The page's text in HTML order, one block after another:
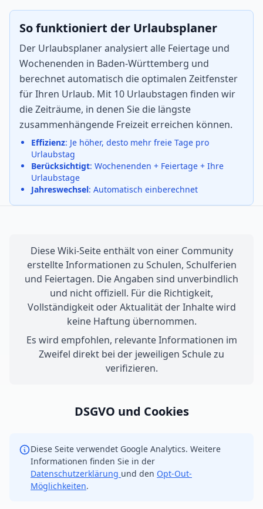
So funktioniert der Urlaubsplaner
Der Urlaubsplaner analysiert alle Feiertage und
Wochenenden in Baden-Württemberg und
berechnet automatisch die optimalen Zeitfenster
für Ihren Urlaub. Mit 10 Urlaubstagen finden wir
die Zeiträume, in denen Sie die längste
zusammenhängende Freizeit erreichen können.
Effizienz: Je höher, desto mehr freie Tage pro
Urlaubstag
Berücksichtigt: Wochenenden + Feiertage + Ihre
Urlaubstage
Jahreswechsel: Automatisch einberechnet
Diese Wiki-Seite enthält von einer Community
erstellte Informationen zu Schulen, Schulferien
und Feiertagen. Die Angaben sind unverbindlich
und nicht offiziell. Für die Richtigkeit,
Vollständigkeit oder Aktualität der Inhalte wird
keine Haftung übernommen.
Es wird empfohlen, relevante Informationen im
Zweifel direkt bei der jeweiligen Schule zu
verifizieren.
DSGVO und Cookies
Diese Seite verwendet Google Analytics. Weitere
Informationen finden Sie in der
Datenschutzerklärung und den Opt-Out-
Möglichkeiten.